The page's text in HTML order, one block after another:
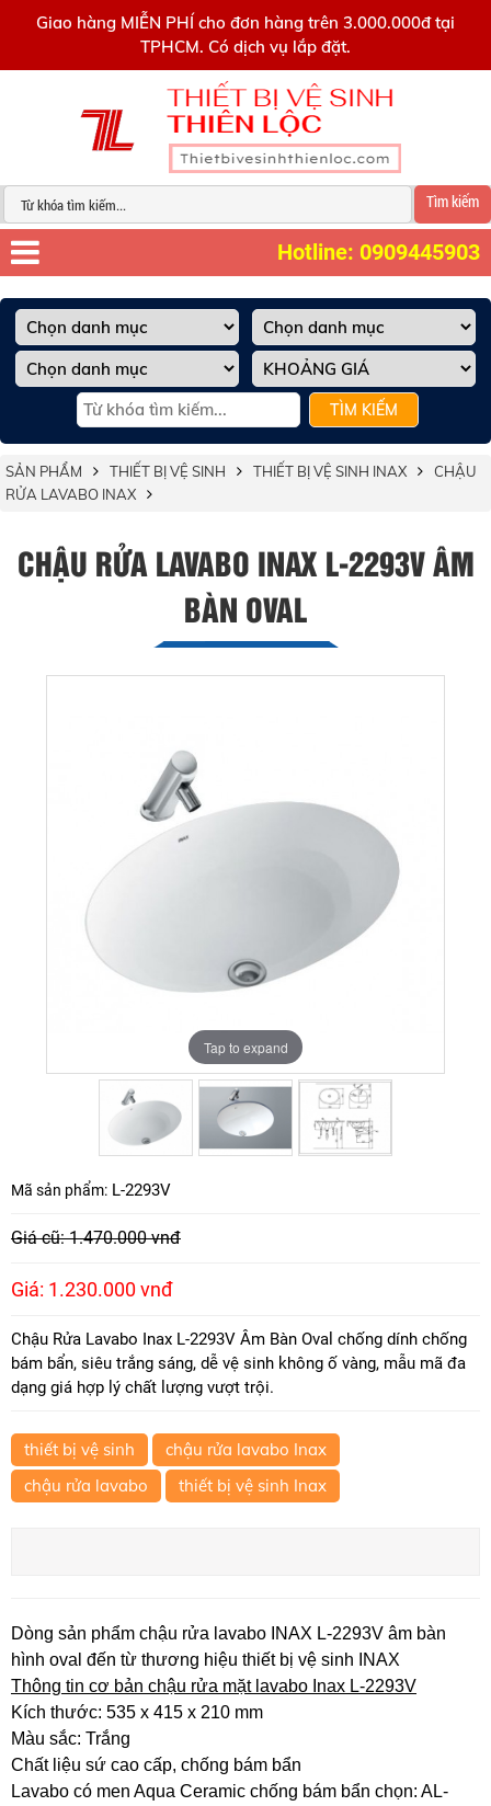
Giao hàng MIỄN PHÍ cho đơn hàng trên 3.000.000đ tại
TPHCM. Có dịch vụ lắp đặt.
Tìm kiếm
Hotline: 0909445903
TÌM KIẾM
SẢN PHẨM THIẾT BỊ VỆ SINH THIẾT BỊ VỆ SINH INAX
CHẬU
RỬA LAVABO INAX
CHẬU RỬA LAVABO INAX L-2293V ÂM
BÀN OVAL
Tap to expand
Tap to expand
Tap to expand
Mã sản phẩm: L-2293V
Giá cũ: 1.470.000 vnđ
Giá: 1.230.000 vnđ
Chậu Rửa Lavabo Inax L-2293V Âm Bàn Oval chống dính chống
bám bẩn, siêu trắng sáng, dễ vệ sinh không ố vàng, mẫu mã đa
dạng giá hợp lý chất lượng vượt trội.
thiết bị vệ sinh
chậu rửa lavabo Inax
chậu rửa lavabo
thiết bị vệ sinh Inax
Dòng sản phẩm chậu rửa lavabo INAX L-2293V âm bàn
hình oval đến từ thương hiệu thiết bị vệ sinh INAX
Thông tin cơ bản chậu rửa mặt lavabo Inax L-2293V
Kích thước: 535 x 415 x 210 mm
Màu sắc: Trắng​
Chất liệu sứ cao cấp, chống bám bẩn
Lavabo có men Aqua Ceramic chống bám bẩn chọn: AL-
0909445903